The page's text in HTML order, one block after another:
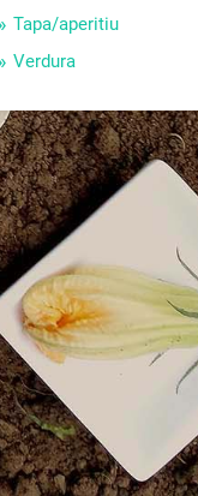
Tapa/aperitiu
Verdura